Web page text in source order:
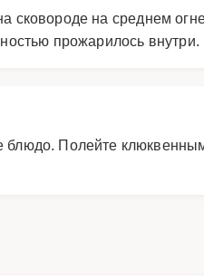
сковороде на среднем
прожарилось внутри.
Полейте